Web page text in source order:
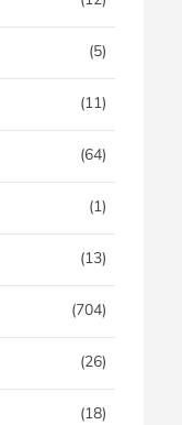
(5)
(11)
(64)
(1)
(13)
(704)
(26)
(18)